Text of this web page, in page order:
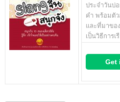
ประจำวันบ่
คำ พร้อมตัว
และที่มาขอ
เป็นวิธีการเ
Get